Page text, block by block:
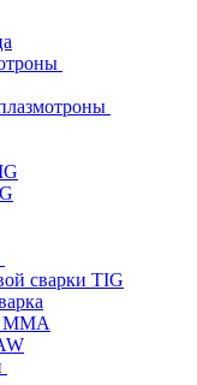
сварки TIG
MMA